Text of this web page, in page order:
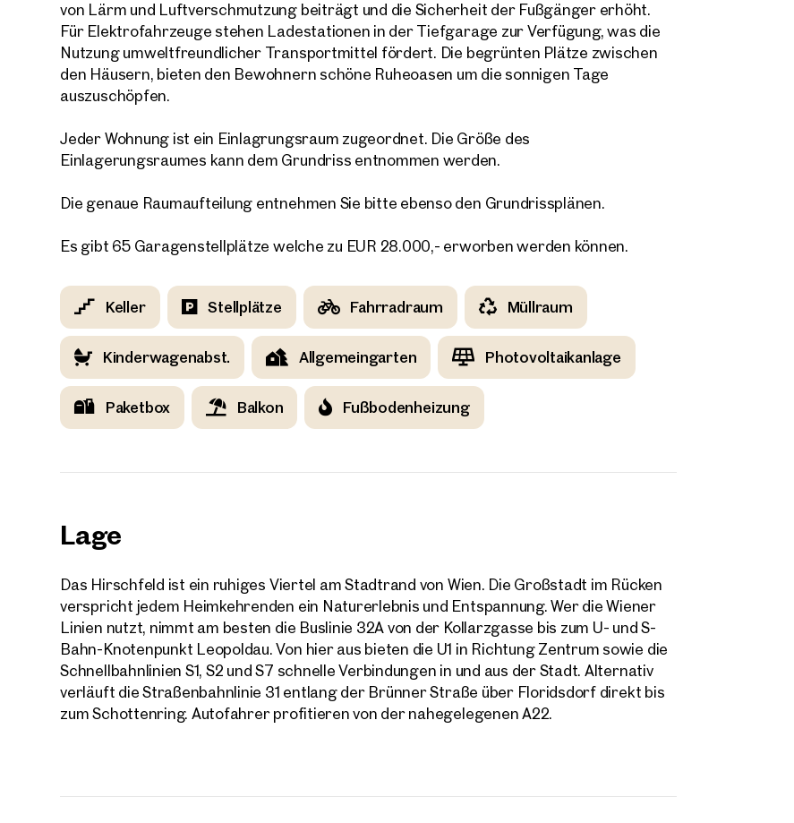
von Lärm und Luftverschmutzung beiträgt und die Sicherheit der Fußgänger erhöht.
Für Elektrofahrzeuge stehen Ladestationen in der Tiefgarage zur Verfügung, was die
Nutzung umweltfreundlicher Transportmittel fördert. Die begrünten Plätze zwischen
den Häusern, bieten den Bewohnern schöne Ruheoasen um die sonnigen Tage
auszuschöpfen.
Jeder Wohnung ist ein Einlagrungsraum zugeordnet. Die Größe des
Einlagerungsraumes kann dem Grundriss entnommen werden.
Die genaue Raumaufteilung entnehmen Sie bitte ebenso den Grundrissplänen.
Es gibt 65 Garagenstellplätze welche zu EUR 28.000,- erworben werden können.
Keller Stellplätze Fahrradraum Müllraum
Kinderwagenabst. Allgemeingarten Photovoltaikanlage
Paketbox Balkon Fußbodenheizung
Lage
Das Hirschfeld ist ein ruhiges Viertel am Stadtrand von Wien. Die Großstadt im Rücken
verspricht jedem Heimkehrenden ein Naturerlebnis und Entspannung. Wer die Wiener
Linien nutzt, nimmt am besten die Buslinie 32A von der Kollarzgasse bis zum U- und S-
Bahn-Knotenpunkt Leopoldau. Von hier aus bieten die U1 in Richtung Zentrum sowie die
Schnellbahnlinien S1, S2 und S7 schnelle Verbindungen in und aus der Stadt. Alternativ
verläuft die Straßenbahnlinie 31 entlang der Brünner Straße über Floridsdorf direkt bis
zum Schottenring. Autofahrer profitieren von der nahegelegenen A22.
E-Mail Adresse
Rückruf-Service
einverstanden.
Immobilienmarkt informiert werden und erteile durch Klick auf die Checkbox meine
Anfrage Absenden
in der Nähe
Direkte:r Ansprechpartner:in
Anrufen oder Rückruf vereinbaren